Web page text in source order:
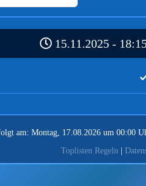
15.11.2025 -
am: Montag, 17.08.2026 um 00:00
Toplisten Regeln |